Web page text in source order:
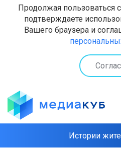
Продолжая пользоваться
подтверждаете
Вашего браузера и
Истории